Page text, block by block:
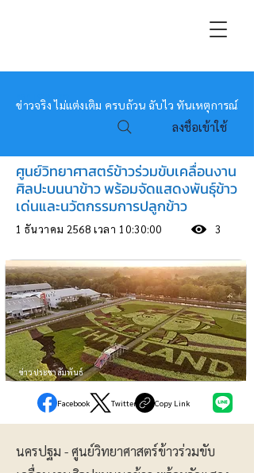
หมอข่าว
ข่าวจริง ไม่แต่งเติม ครบถ้วน ฉับไว ทันเหตุการณ์
ลงชื่อเข้าใช้
ศูนย์วิทยาศาสตร์ข้าวร่วมขับเคลื่อนงาน
ศิลปะบนนาข้าว พร้อมจัดแสดงพันธุ์ข้าว
เด่นและนวัตกรรมการปลูกข้าว
1 ธันวาคม 2568 เวลา 10:30:00 3
ข่าวประชาสัมพันธ์
Facebook Twitter Copy Link
นครปฐม - ศูนย์วิทยาศาสตร์ข้าวร่วมขับ